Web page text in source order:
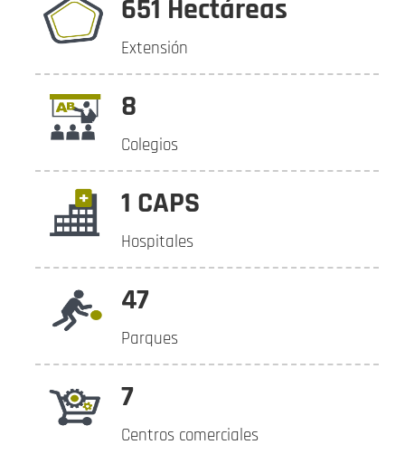
651 Hectáreas
Extensión
8
Colegios
1 CAPS
Hospitales
47
Parques
7
Centros comerciales